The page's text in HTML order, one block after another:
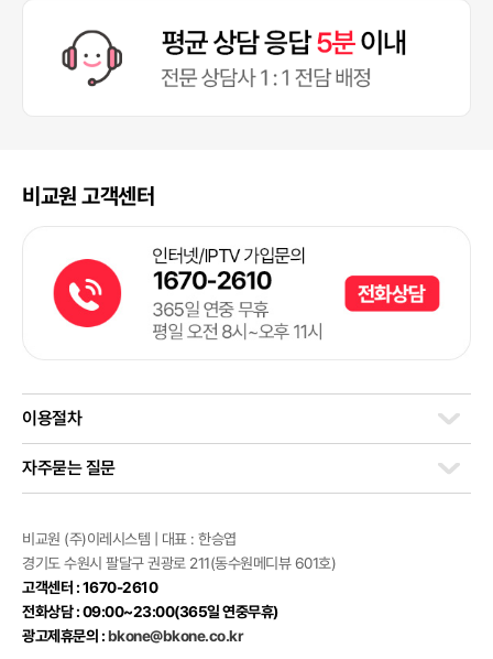
비교원 고객센터
이용절차
자주묻는 질문
비교원 (주)이레시스템 | 대표 : 한승엽
경기도 수원시 팔달구 권광로 211(동수원메디뷰 601호)
고객센터 : 1670-2610
전화상담 : 09:00~23:00(365일 연중무휴)
광고제휴문의 :bkone@bkone.co.kr